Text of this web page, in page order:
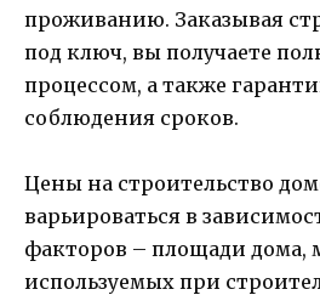
проживанию. Заказывая
под ключ, вы получаете
процессом, а также
соблюдения сроков.
Цены на строительство
варьироваться в
факторов – площади дома,
используемых при